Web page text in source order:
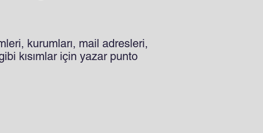
kurumları, mail adresleri,
kısımlar için yazar punto